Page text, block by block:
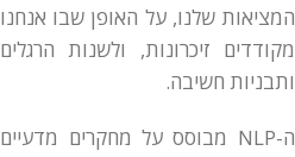
המציאות שלנו, על האופן שבו אנחנו
מקודדים זיכרונות, ולשנות הרגלים
ותבניות חשיבה.
ה-NLP מבוסס על מחקרים מדעיים